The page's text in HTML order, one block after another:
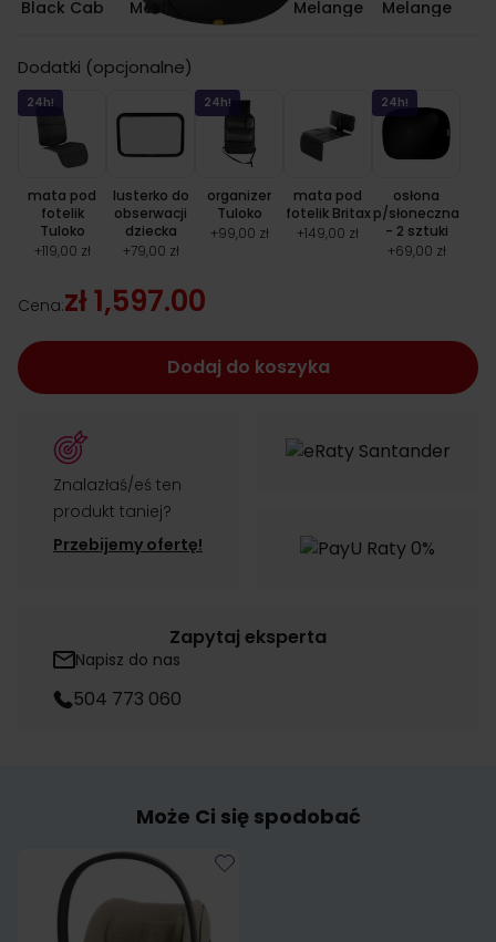
Black Cab
Mesh
Melange
Melange
Dodatki (opcjonalne)
24h!
mata pod
fotelik
Tuloko
+119,00 zł
lusterko do
obserwacji
dziecka
+79,00 zł
24h!
organizer
Tuloko
+99,00 zł
mata pod
fotelik Britax
+149,00 zł
24h!
osłona
p/słoneczna
- 2 sztuki
+69,00 zł
Cena:zł 1,597.00
Dodaj do koszyka
Znalazłaś/eś ten
produkt taniej?
Przebijemy ofertę!
Zapytaj eksperta
Napisz do nas
504 773 060
Może Ci się spodobać